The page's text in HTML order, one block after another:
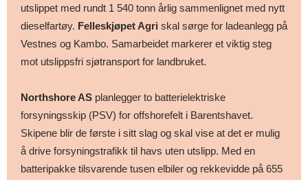
utslippet med rundt 1 540 tonn årlig sammenlignet med nytt
dieselfartøy. Felleskjøpet Agri skal sørge for ladeanlegg på
Vestnes og Kambo. Samarbeidet markerer et viktig steg
mot utslippsfri sjøtransport for landbruket.
Northshore AS planlegger to batterielektriske
forsyningsskip (PSV) for offshorefelt i Barentshavet.
Skipene blir de første i sitt slag og skal vise at det er mulig
å drive forsyningstrafikk til havs uten utslipp. Med en
batteripakke tilsvarende tusen elbiler og rekkevidde på 655